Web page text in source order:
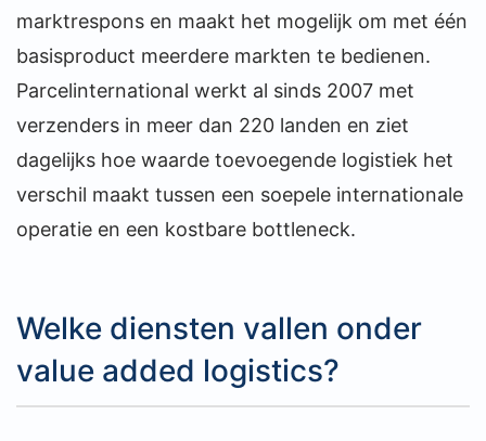
marktrespons en maakt het mogelijk om met één
basisproduct meerdere markten te bedienen.
Parcelinternational werkt al sinds 2007 met
verzenders in meer dan 220 landen en ziet
dagelijks hoe waarde toevoegende logistiek het
verschil maakt tussen een soepele internationale
operatie en een kostbare bottleneck.
Welke diensten vallen onder
value added logistics?